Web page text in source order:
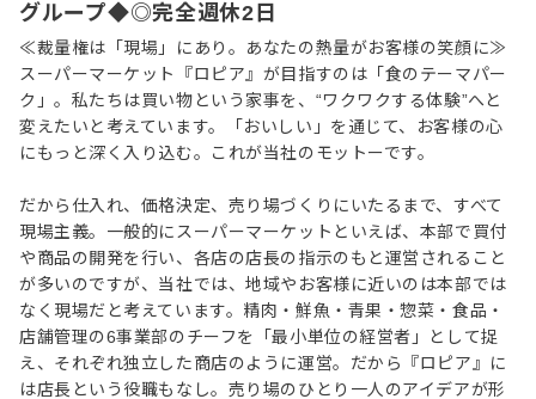
グループ◆◎完全週休2日
≪裁量権は「現場」にあり。あなたの熱量がお客様の笑顔に≫
スーパーマーケット『ロピア』が目指すのは「食のテーマパー
ク」。私たちは買い物という家事を、“ワクワクする体験”へと
変えたいと考えています。「おいしい」を通じて、お客様の心
にもっと深く入り込む。これが当社のモットーです。
だから仕入れ、価格決定、売り場づくりにいたるまで、すべて
現場主義。一般的にスーパーマーケットといえば、本部で買付
や商品の開発を行い、各店の店長の指示のもと運営されること
が多いのですが、当社では、地域やお客様に近いのは本部では
なく現場だと考えています。精肉・鮮魚・青果・惣菜・食品・
店舗管理の6事業部のチーフを「最小単位の経営者」として捉
え、それぞれ独立した商店のように運営。だから『ロピア』に
は店長という役職もなし。売り場のひとり一人のアイデアが形